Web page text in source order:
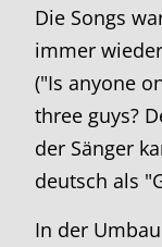
Die Songs
immer
("Is anyone
three guys?
der Sänger
deutsch als
In der